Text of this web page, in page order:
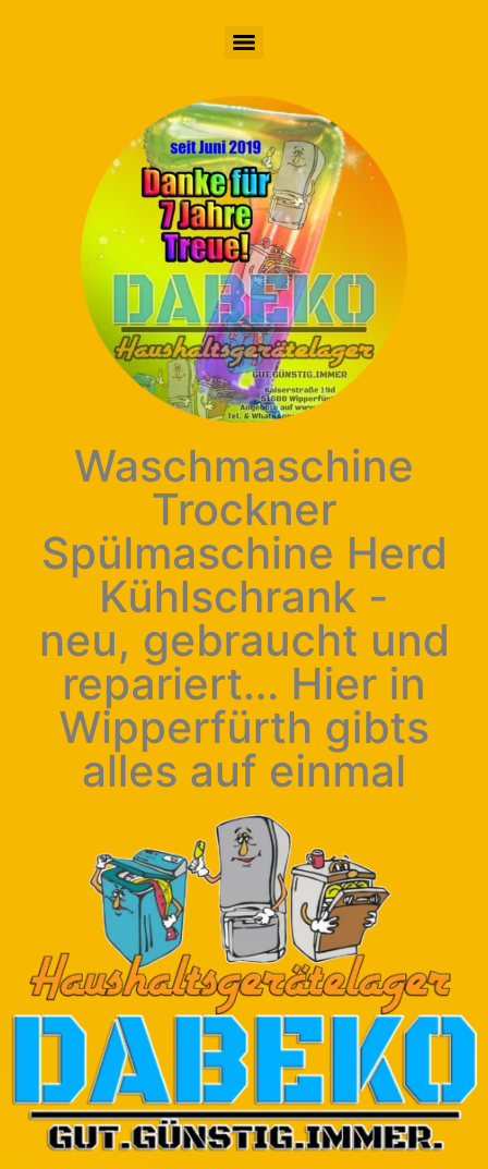
Waschmaschine
Trockner
Spülmaschine Herd
Kühlschrank -
neu, gebraucht und
repariert... Hier in
Wipperfürth gibts
alles auf einmal